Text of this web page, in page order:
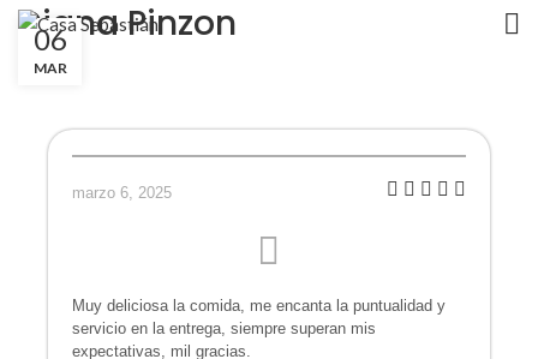
Diana Pinzon
06
MAR
marzo 6, 2025
Muy deliciosa la comida, me encanta la puntualidad y
servicio en la entrega, siempre superan mis
expectativas, mil gracias.